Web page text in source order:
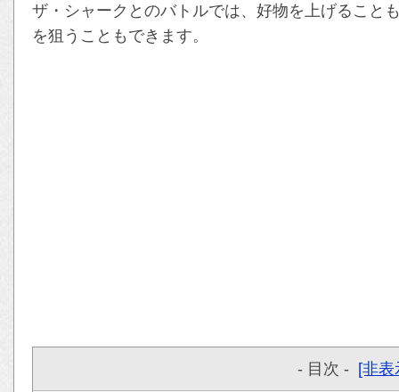
ザ・シャークとのバトルでは、好物を上げること
を狙うこともできます。
- 目次 - [非表